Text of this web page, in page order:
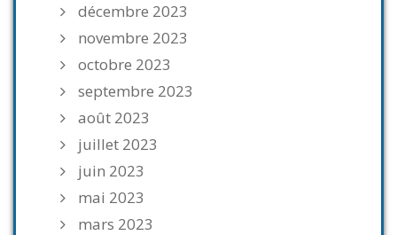
décembre 2023
novembre 2023
octobre 2023
septembre 2023
août 2023
juillet 2023
juin 2023
mai 2023
mars 2023